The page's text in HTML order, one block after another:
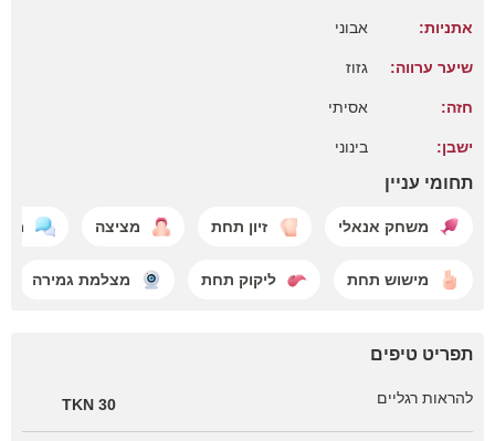
אתניות: אבוני
שיער ערווה: גזוז
חזה: אסיתי
ישבן: בינוני
תחומי עניין
משחק אנאלי זיון תחת מציצה
מישוש תחת ליקוק תחת מצלמת גמירה
תפריט טיפים
להראות רגליים 30 TKN